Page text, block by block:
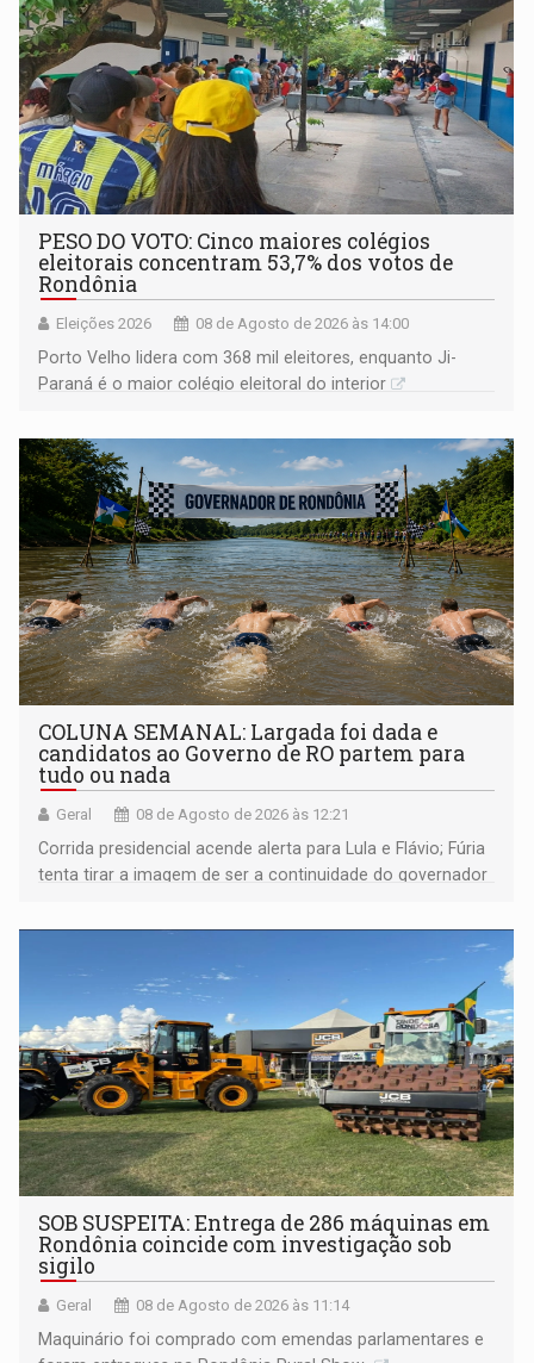
PESO DO VOTO: Cinco maiores colégios
eleitorais concentram 53,7% dos votos de
Rondônia
Eleições 2026 08 de Agosto de 2026 às 14:00
Porto Velho lidera com 368 mil eleitores, enquanto Ji-
Paraná é o maior colégio eleitoral do interior
COLUNA SEMANAL: Largada foi dada e
candidatos ao Governo de RO partem para
tudo ou nada
Geral 08 de Agosto de 2026 às 12:21
Corrida presidencial acende alerta para Lula e Flávio; Fúria
tenta tirar a imagem de ser a continuidade do governador
não ter entrado no modo eleição; ABAV faz evento em
SOB SUSPEITA: Entrega de 286 máquinas em
Rondônia coincide com investigação sob
sigilo
Geral 08 de Agosto de 2026 às 11:14
Maquinário foi comprado com emendas parlamentares e